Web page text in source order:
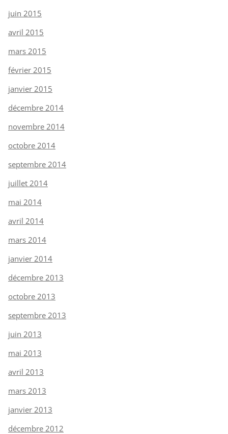
juin 2015
avril 2015
mars 2015
février 2015
janvier 2015
décembre 2014
novembre 2014
octobre 2014
septembre 2014
juillet 2014
mai 2014
avril 2014
mars 2014
janvier 2014
décembre 2013
octobre 2013
septembre 2013
juin 2013
mai 2013
avril 2013
mars 2013
janvier 2013
décembre 2012